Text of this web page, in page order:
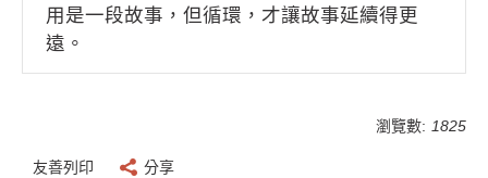
用是一段故事，但循環，才讓故事延續得更
遠。
瀏覽數: 1825
友善列印 分享